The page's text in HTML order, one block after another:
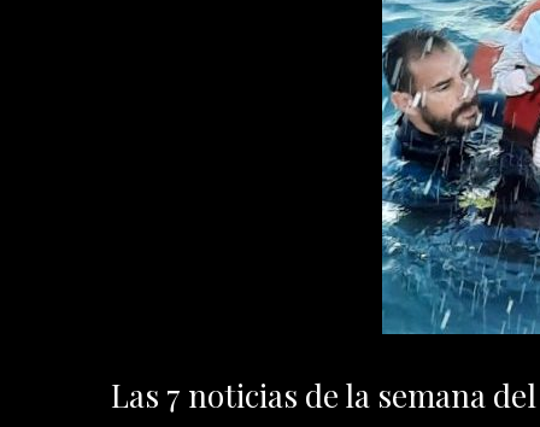
Las 7 noticias de la semana